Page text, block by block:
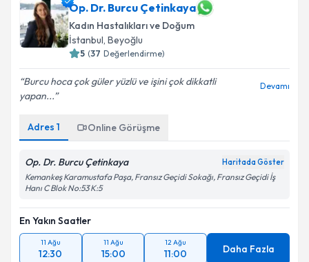
E-posta Adresiniz
Kişisel verilerimin işlenmesine ilişkin
Aydınlatma
Op. Dr. Burcu Çetinkaya
Kadın Hastalıkları ve Doğum
İstanbul, Beyoğlu
5 (37 Değerlendirme)
Burcu hoca çok güler yüzlü ve işini çok dikkatli
yapan...
Devamı
Adres 1 Online Görüşme
Op. Dr. Burcu Çetinkaya Haritada Göster
Kemankeş Karamustafa Paşa, Fransız Geçidi Sokağı, Fransız Geçidi İş
Hanı C Blok No:53 K:5
En Yakın Saatler
11 Ağu
12:30
11 Ağu
15:00
12 Ağu
11:00 Daha Fazla